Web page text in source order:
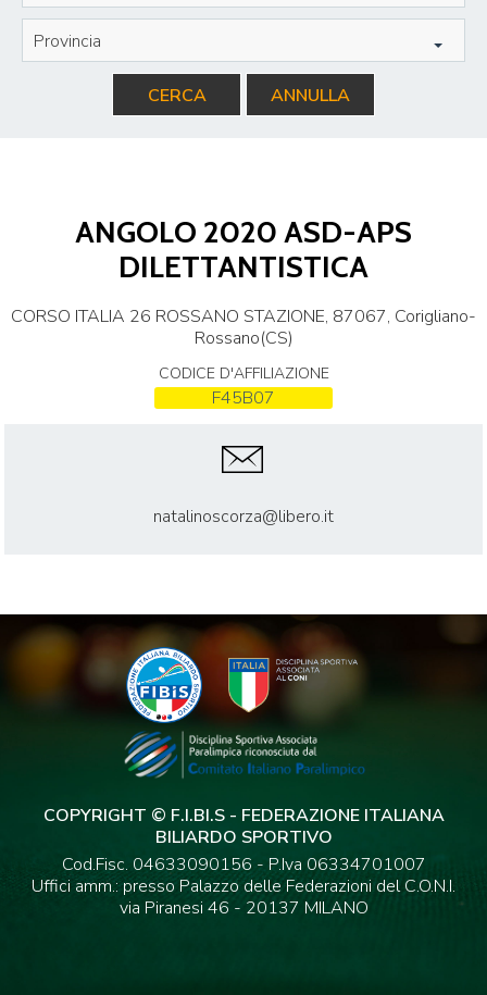
Provincia
CERCA ANNULLA
ANGOLO 2020 ASD-APS
DILETTANTISTICA
CORSO ITALIA 26 ROSSANO STAZIONE, 87067, Corigliano-
Rossano(CS)
CODICE D'AFFILIAZIONE
F45B07
natalinoscorza@libero.it
COPYRIGHT © F.I.BI.S - FEDERAZIONE ITALIANA
BILIARDO SPORTIVO
Cod.Fisc. 04633090156 - P.Iva 06334701007
Uffici amm.: presso Palazzo delle Federazioni del C.O.N.I.
via Piranesi 46 - 20137 MILANO